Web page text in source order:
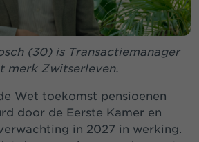
(30) is Transactiemanager
merk Zwitserleven.
Wet toekomst pensioenen
door de Eerste Kamer en
in 2027 in werking.